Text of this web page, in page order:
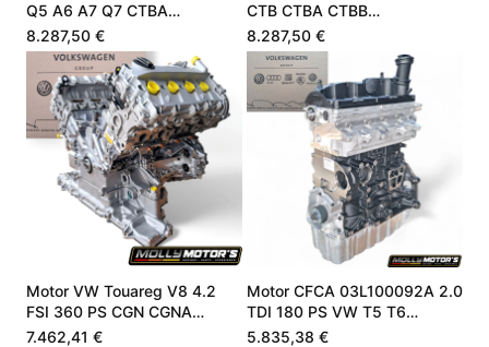
Q5 A6 A7 Q7 CTBA
059100099Q
8.287,50 €
CTB CTBA CTBB
059100099Q
8.287,50 €
Motor VW Touareg V8 4.2
FSI 360 PS CGN CGNA
079100032F
7.462,41 €
Motor CFCA 03L100092A 2.0
TDI 180 PS VW T5 T6
Transporter
5.835,38 €